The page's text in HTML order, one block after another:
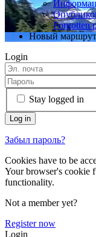
Forgotten
Новый маршрут
Login
Stay logged in
Забыл пароль?
Cookies have to be
Your browser's cookie
functionality.
Not a member yet?
Register now
Login